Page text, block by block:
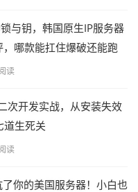
与钥，韩国原生IP服务器
哪款能扛住爆破还能跑
读
次开发实战，从安装失效
道生死关
读
你的美国服务器！小白也